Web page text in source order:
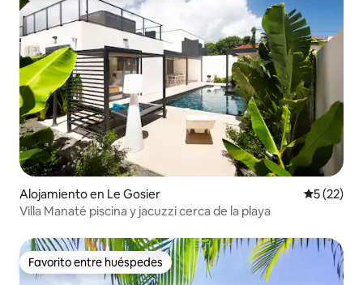
Alojamiento en Le Gosier
5 (22)
Villa Manaté piscina y jacuzzi cerca de la playa
Favorito entre huéspedes
Favorito entre huéspedes